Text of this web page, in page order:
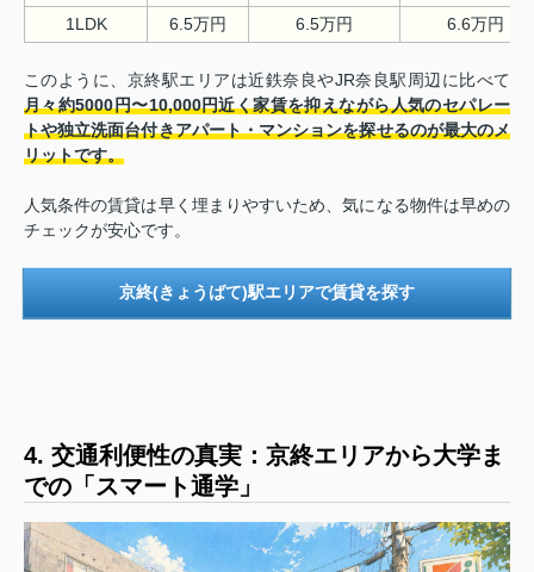
1LDK
6.5万円 6.5万円 6.6万円
このように、京終駅エリアは近鉄奈良やJR奈良駅周辺に比べて
月々約5000円〜10,000円近く家賃を抑えながら人気のセパレー
トや独立洗面台付きアパート・マンションを探せるのが最大のメ
リットです。
人気条件の賃貸は早く埋まりやすいため、気になる物件は早めの
チェックが安心です。
京終(きょうばて)駅エリアで賃貸を探す
4. 交通利便性の真実：京終エリアから大学ま
での「スマート通学」